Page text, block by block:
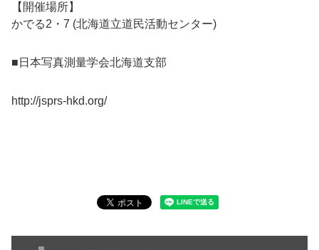
【開催場所】
かでる2・7 (北海道立道民活動センター)
■日本写真測量学会北海道支部
http://jsprs-hkd.org/